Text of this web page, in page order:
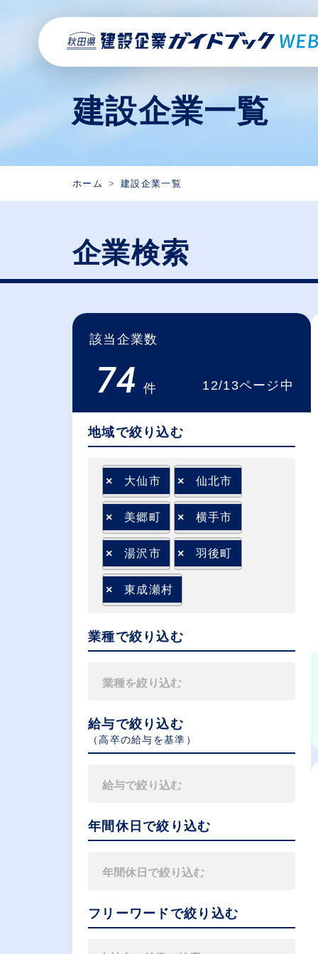
建設企業一覧
ホーム 建設企業一覧
企業検索
該当企業数
74 件 12/13ページ中
地域で絞り込む
× 大仙市 × 仙北市
× 美郷町 × 横手市
× 湯沢市 × 羽後町
× 東成瀬村
業種で絞り込む
給与で絞り込む
（⾼卒の給与を基準）
年間休日で絞り込む
フリーワードで絞り込む